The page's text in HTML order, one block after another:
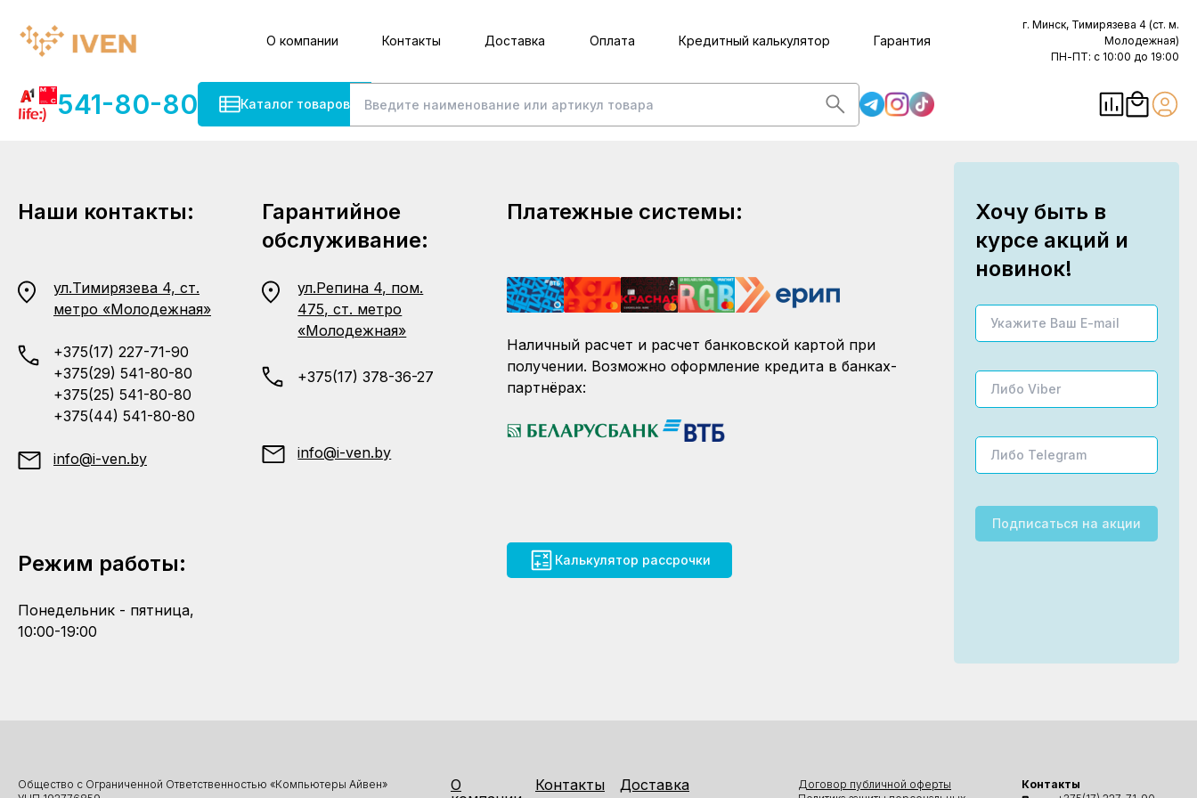
О компании Контакты Доставка Оплата Кредитный калькулятор Гарантия
г. Минск, Тимирязева 4 (ст. м.
Молодежная)
ПН-ПТ: с 10:00 до 19:00
541-80-80 Каталог товаров
Наши контакты:
ул.Тимирязева 4, ст.
метро «Молодежная»
+375(17) 227-71-90
+375(29) 541-80-80
+375(25) 541-80-80
+375(44) 541-80-80
info@i-ven.by
Гарантийное
обслуживание:
ул.Репина 4, пом.
475, ст. метро
«Молодежная»
+375(17) 378-36-27
info@i-ven.by
Платежные системы:
Наличный расчет и расчет банковской картой при
получении. Возможно оформление кредита в банках-
партнёрах:
Режим работы:
Понедельник - пятница,
10:00-19:00
Калькулятор рассрочки
Хочу быть в
курсе акций и
новинок!
Подписаться на акции
Общество с Ограниченной Ответственностью «Компьютеры Айвен»
О
Контакты Доставка
Договор публичной оферты
Контакты